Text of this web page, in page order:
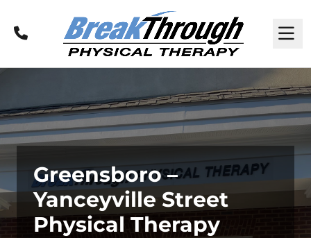
Llamar
Greensboro –
Yanceyville Street
Physical Therapy